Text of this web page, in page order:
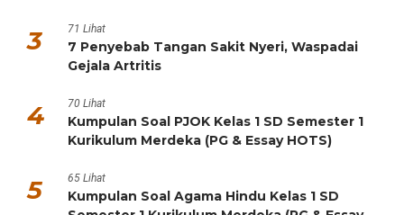
3 71 Lihat
7 Penyebab Tangan Sakit Nyeri, Waspadai
Gejala Artritis
4 70 Lihat
Kumpulan Soal PJOK Kelas 1 SD Semester 1
Kurikulum Merdeka (PG & Essay HOTS)
5 65 Lihat
Kumpulan Soal Agama Hindu Kelas 1 SD